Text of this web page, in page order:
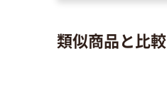
類似商品と比較